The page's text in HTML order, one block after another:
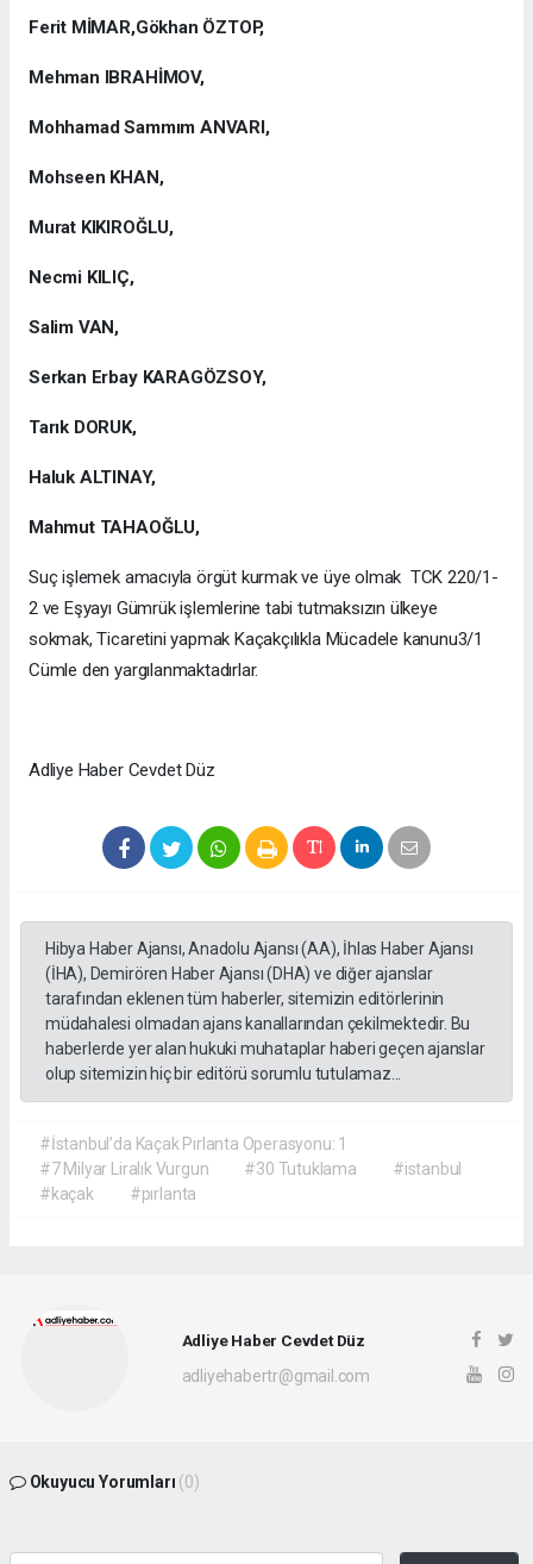
Ferit MİMAR,Gökhan ÖZTOP,
Mehman IBRAHİMOV,
Mohhamad Sammım ANVARI,
Mohseen KHAN,
Murat KIKIROĞLU,
Necmi KILIÇ,
Salim VAN,
Serkan Erbay KARAGÖZSOY,
Tarık DORUK,
Haluk ALTINAY,
Mahmut TAHAOĞLU,
Suç işlemek amacıyla örgüt kurmak ve üye olmak TCK 220/1-
2 ve Eşyayı Gümrük işlemlerine tabi tutmaksızın ülkeye
sokmak, Ticaretini yapmak Kaçakçılıkla Mücadele kanunu3/1
Cümle den yargılanmaktadırlar.
Adliye Haber Cevdet Düz
Hibya Haber Ajansı, Anadolu Ajansı (AA), İhlas Haber Ajansı
(İHA), Demirören Haber Ajansı (DHA) ve diğer ajanslar
tarafından eklenen tüm haberler, sitemizin editörlerinin
müdahalesi olmadan ajans kanallarından çekilmektedir. Bu
haberlerde yer alan hukuki muhataplar haberi geçen ajanslar
olup sitemizin hiç bir editörü sorumlu tutulamaz...
#İstanbul’da Kaçak Pırlanta Operasyonu: 1
#7 Milyar Liralık Vurgun
#30 Tutuklama
#istanbul
#kaçak
#pırlanta
Adliye Haber Cevdet Düz
adliyehabertr@gmail.com
Okuyucu Yorumları (0)